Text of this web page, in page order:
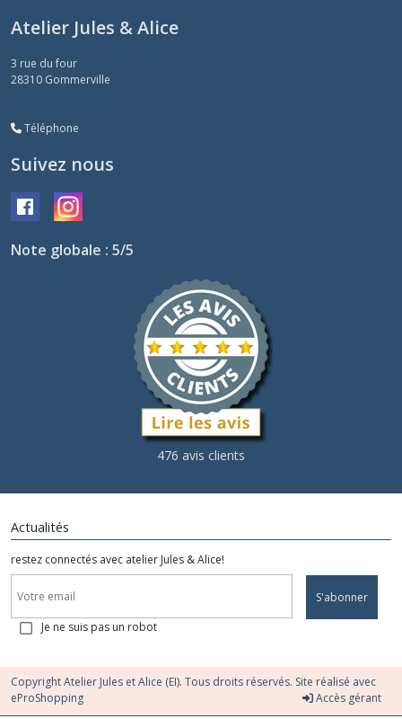
Atelier Jules & Alice
3 rue du four
28310 Gommerville
Téléphone
Suivez nous
Note globale : 5/5
476 avis clients
Actualités
restez connectés avec atelier Jules & Alice!
S'abonner
Je ne suis pas un robot
Copyright Atelier Jules et Alice (EI). Tous droits réservés. Site réalisé avec
eProShopping
Accès gérant